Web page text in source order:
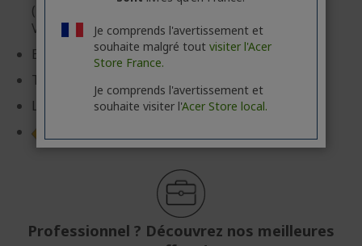
(178°x178°) FreeSync Premium (DisplayPort
VRR/HDMI VRR), HDR 10
Entrées: DisplayPort, HDMI
Temps de réponse: 500 µs
Luminosité: 250 cd/m²
Professionnel ? Découvrez nos meilleures
Je comprends l'avertissement et
souhaite malgré tout visiter l'Acer
Store France.
Je comprends l'avertissement et
souhaite visiter l'Acer Store local.